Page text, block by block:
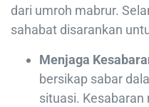
dari umroh mabrur.
sahabat disarankan
Menjaga
bersikap sabar
situasi.